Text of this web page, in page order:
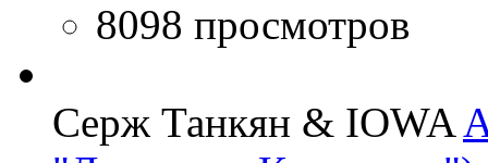
8098 просмотров
Серж Танкян & IOWA